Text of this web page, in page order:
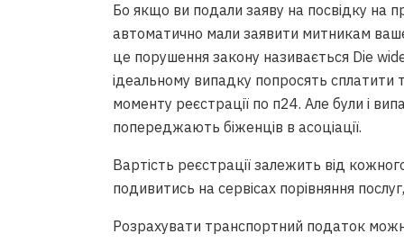
Бо якщо ви подали заяву на посвідку на
автоматично мали заявити митникам
це порушення закону називається Die
ідеальному випадку попросять
моменту реєстрації по п24. Але були і
попереджають біженців в асоціації.
Вартість реєстрації залежить від
подивитись на сервісах порівняння
Розрахувати транспортний податок